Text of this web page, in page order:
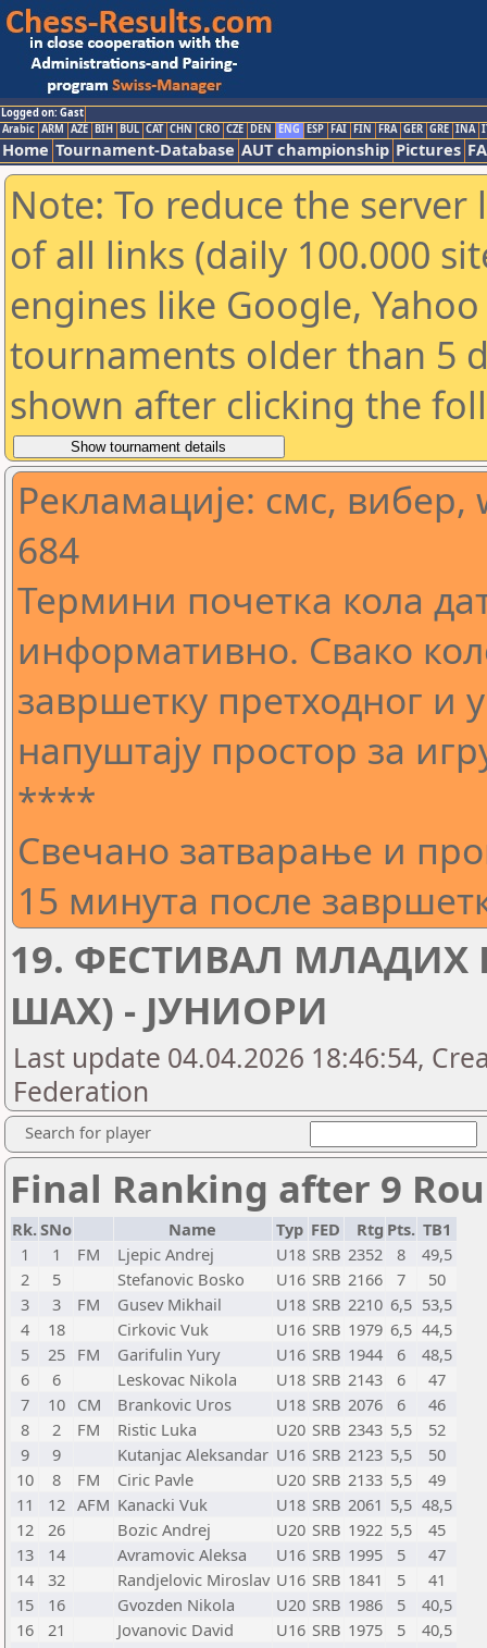
Logged on: Gast
Arabic ARM AZE BIH BUL CAT CHN CRO CZE DEN ENG ESP FAI FIN FRA GER GRE INA
Home Tournament-Database AUT championship Pictures
Note: To reduce the
of all links (daily 100.000
engines like Google,
tournaments older than 5
shown after clicking the
Рекламације: смс,
684
Термини почетка кола
информативно. Свако
завршетку претходног и
напуштају простор за
****
Свечано затварање и
15 минута после
19. ФЕСТИВАЛ
ШАХ) - ЈУНИОРИ
Last update 04.04.2026 18:46:54,
Federation
Search for player
Final Ranking after 9
Rk.SNo Name Typ FED Rtg Pts. TB1
1
1 FM Ljepic Andrej U18 SRB 2352 8
49,5
2
5 Stefanovic Bosko U16 SRB 2166 7
50
3
3 FM Gusev Mikhail U18 SRB 2210 6,5 53,5
4
18 Cirkovic Vuk U16 SRB 1979 6,5 44,5
5
25 FM Garifulin Yury U16 SRB 1944 6
48,5
6
6 Leskovac Nikola U18 SRB 2143 6
47
7
10 CM Brankovic Uros U18 SRB 2076 6
46
8
2 FM Ristic Luka U20 SRB 2343 5,5
52
9
9 Kutanjac Aleksandar U16 SRB 2123 5,5
50
10
8 FM Ciric Pavle U20 SRB 2133 5,5
49
11
12 AFM Kanacki Vuk U18 SRB 2061 5,5 48,5
12
26 Bozic Andrej U20 SRB 1922 5,5
45
13
14 Avramovic Aleksa U16 SRB 1995 5
47
14
32 Randjelovic Miroslav U16 SRB 1841 5
41
15
16 Gvozden Nikola U20 SRB 1986 5
40,5
16
21 Jovanovic David U16 SRB 1975 5
40,5